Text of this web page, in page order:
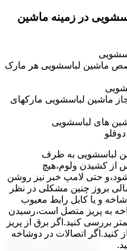
در زمینه ماشین
ماشین لباسشویی هر مارک
ماشین لباسشویی مارکهای
های لباسشویی
لباسشویی به طرف
از ﮐﺸﯿﺪن وﻟﻮم،ﻫﯿﭻ
حتی ﻻﻣﭗ ﺧﺒﺮ ﻧﯿﺰ روﺷﻦ
بروز چنین مشکلی در نظر
باشید:۱٫ ﭘﺮﯾﺰ ﺑﺮق ﻧﺪارد.۲٫ دوﺷﺎﺧﻪ و ﯾﺎ ﮐﺎﺑﻞ راﺑﻂ ﻣﻌﯿﻮب
ﺑﻪ ﭘﺮﯾﺰ ﻣﺘﺼﻞ اﺳﺖ،رﺳﯿﺪن
بررسی ﮐﻨﯿﺪ.اﮔﺮ ﺑﺮق از ﭘﺮﯾﺰ
کنید.اﮔﺮ اﺗﺼﺎﻻت در دوشاخه